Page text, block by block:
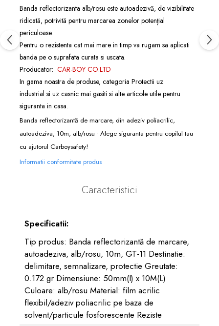
Banda reflectorizanta alb/rosu este autoadezivă, de vizibilitate
ridicată, potrivită pentru marcarea zonelor potențial
periculoase.
Pentru o rezistenta cat mai mare in timp va rugam sa aplicati
banda pe o suprafata curata si uscata.
Producator: CAR-BOY CO.LTD
In gama noastra de produse, categoria Protectii uz
industrial si uz casnic mai gasiti si alte articole utile pentru
siguranta in casa.
Banda reflectorizantă de marcare, din adeziv poliacrilic,
autoadeziva, 10m, alb/rosu - Alege siguranta pentru copilul tau
cu ajutorul Carboysafety!
Informatii conformitate produs
Caracteristici
Specificatii:
Tip produs: Banda reflectorizantă de marcare,
autoadeziva, alb/rosu, 10m, GT-11 Destinatie:
delimitare, semnalizare, protectie Greutate:
0.172 gr Dimensiune: 50mm(l) x 10M(L)
Culoare: alb/rosu Material: film acrilic
flexibil/adeziv poliacrilic pe baza de
solvent/particule fosforescente Reziste